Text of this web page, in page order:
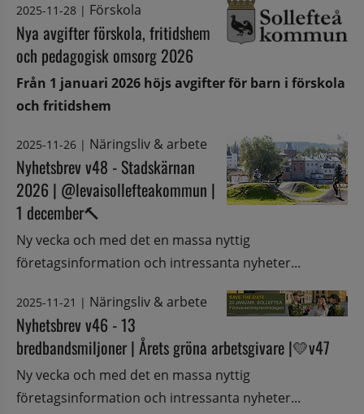
2025-11-28 | Förskola
Nya avgifter förskola, fritidshem
och pedagogisk omsorg 2026
Från 1 januari 2026 höjs avgifter för barn i förskola
och fritidshem
2025-11-26 | Näringsliv & arbete
Nyhetsbrev v48 - Stadskärnan
2026 | @levaisollefteakommun |
1 december🔨
Ny vecka och med det en massa nyttig
företagsinformation och intressanta nyheter...
2025-11-21 | Näringsliv & arbete
Nyhetsbrev v46 - 13
bredbandsmiljoner | Årets gröna arbetsgivare |💛v47
Ny vecka och med det en massa nyttig
företagsinformation och intressanta nyheter...